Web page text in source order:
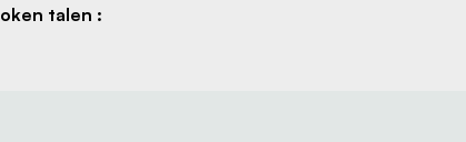
talen :